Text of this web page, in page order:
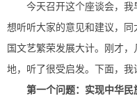
今天召开这个座谈会，
想听听大家的意见和建议，
国文艺繁荣发展大计。刚才
地，听了很受启发。下面，我
第一个问题：实现中华